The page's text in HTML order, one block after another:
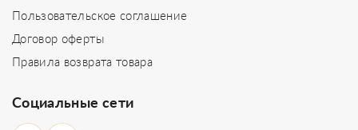
Пользовательское соглашение
Договор оферты
Правила возврата товара
Социальные сети